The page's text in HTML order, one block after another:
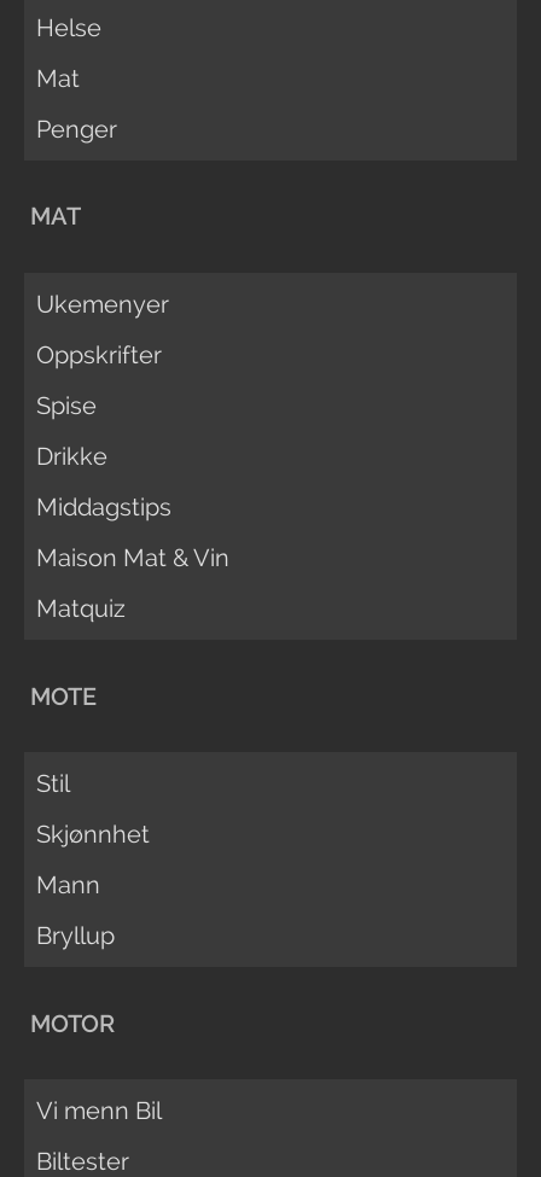
Helse
Mat
Penger
MAT
Ukemenyer
Oppskrifter
Spise
Drikke
Middagstips
Maison Mat & Vin
Matquiz
MOTE
Stil
Skjønnhet
Mann
Bryllup
MOTOR
Vi menn Bil
Biltester